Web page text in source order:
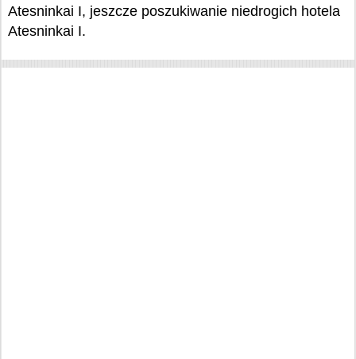
Atesninkai I, jeszcze poszukiwanie niedrogich hotela
Atesninkai I.